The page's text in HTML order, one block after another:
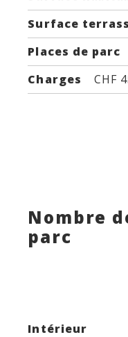
Surface
Places de parc
Charges
CHF
Nombre
parc
Intérieur